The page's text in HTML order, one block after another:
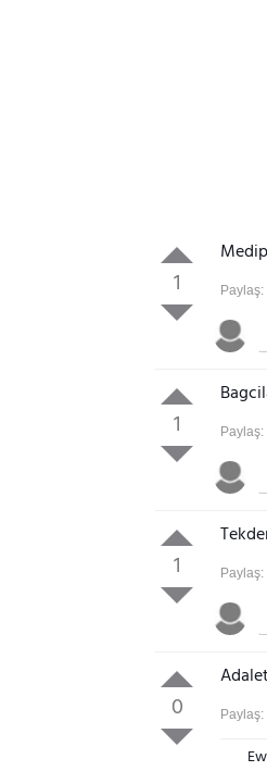
1 Paylaş:
1 Paylaş:
1 Paylaş:
0 Paylaş: